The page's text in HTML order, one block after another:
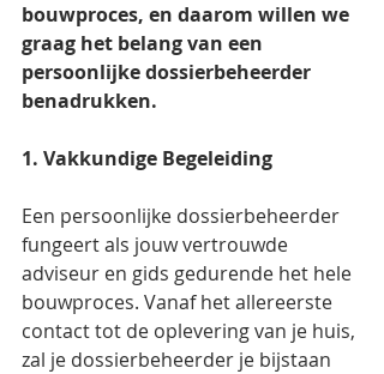
bouwproces, en daarom willen we
graag het belang van een
persoonlijke dossierbeheerder
benadrukken.
1. Vakkundige Begeleiding
Een persoonlijke dossierbeheerder
fungeert als jouw vertrouwde
adviseur en gids gedurende het hele
bouwproces. Vanaf het allereerste
contact tot de oplevering van je huis,
zal je dossierbeheerder je bijstaan